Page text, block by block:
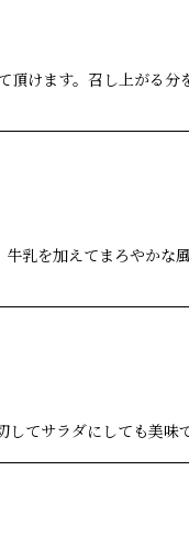
けます。召し上がる分
乳を加えてまろやかな
てサラダにしても美味で